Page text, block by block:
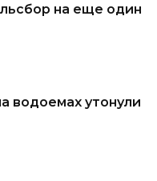
на еще один
водоемах утонули